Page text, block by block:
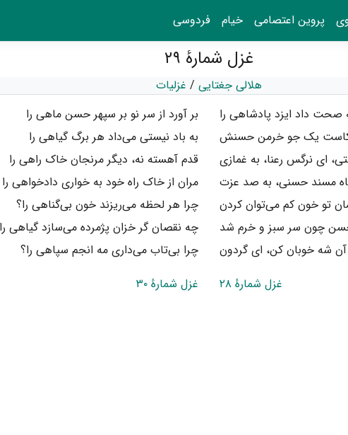
پروین اعتصامی خیام فردوسی
غزل شمارهٔ ۲۹
هلالی جغتایی / غزلیات
صحت داد ایزد پادشاهی را
بر آورد از سر نو بر سپهر حسن ماهی را
می‌کاست یک جو خرمن حسنش
به باد نیستی می‌داد هر برگ گیاهی را
ای نرگس رعنا، به غمازی
قدم آهسته نه، دیگر مرنجان خاک راهی را
مسند حسنی، به صد عزت
مران از خاک راه خود به خواری دادخواهی را
تو خون کم می‌توان کردن
چرا هر لحظه می‌ریزند خون بی‌گناهی را؟
چون سر سبز و خرم شد
چه نقصان گر خزان پژمرده می‌سازد گیاهی
آن شه خوبان کن، ای گردون
چرا بی‌تاب می‌داری مه انجم سپاهی را؟
غزل شمارهٔ ۲۸
غزل شمارهٔ ۳۰